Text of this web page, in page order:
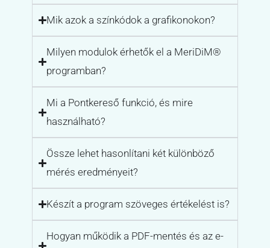
Mik azok a színkódok a grafikonokon?
Milyen modulok érhetők el a MeriDiM®
programban?
Mi a Pontkereső funkció, és mire
használható?
Össze lehet hasonlítani két különböző
mérés eredményeit?
Készít a program szöveges értékelést is?
Hogyan működik a PDF-mentés és az e-